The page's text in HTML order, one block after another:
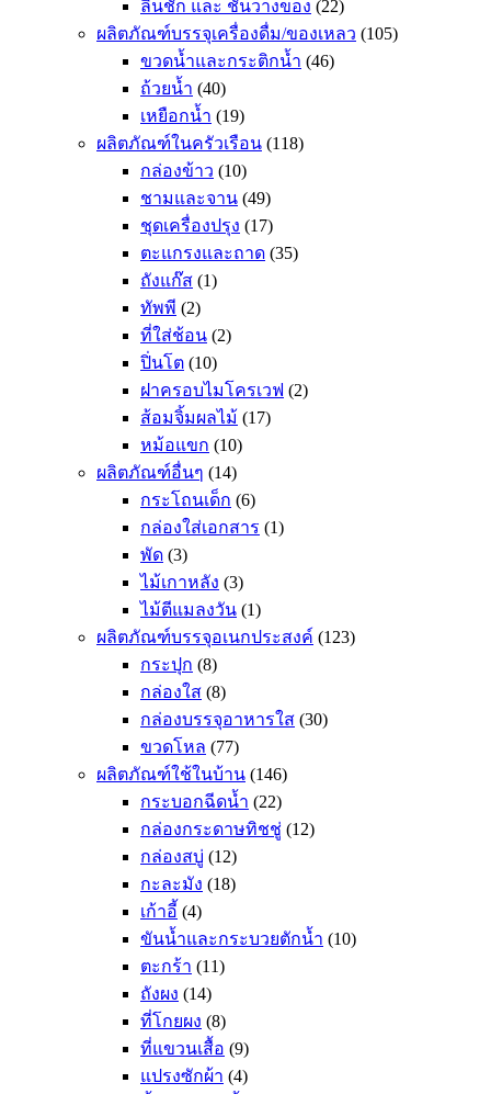
ลิ้นชัก และ ชั้นวางของ (22)
ผลิตภัณฑ์บรรจุเครื่องดื่ม/ของเหลว (105)
ขวดน้ำและกระติกน้ำ (46)
ถ้วยน้ำ (40)
เหยือกน้ำ (19)
ผลิตภัณฑ์ในครัวเรือน (118)
กล่องข้าว (10)
ชามและจาน (49)
ชุดเครื่องปรุง (17)
ตะแกรงและถาด (35)
ถังแก๊ส (1)
ทัพพี (2)
ที่ใส่ช้อน (2)
ปิ่นโต (10)
ฝาครอบไมโครเวฟ (2)
ส้อมจิ้มผลไม้ (17)
หม้อแขก (10)
ผลิตภัณฑ์อื่นๆ (14)
กระโถนเด็ก (6)
กล่องใส่เอกสาร (1)
พัด (3)
ไม้เกาหลัง (3)
ไม้ตีแมลงวัน (1)
ผลิตภัณฑ์บรรจุอเนกประสงค์ (123)
กระปุก (8)
กล่องใส (8)
กล่องบรรจุอาหารใส (30)
ขวดโหล (77)
ผลิตภัณฑ์ใช้ในบ้าน (146)
กระบอกฉีดน้ำ (22)
กล่องกระดาษทิชชู่ (12)
กล่องสบู่ (12)
กะละมัง (18)
เก้าอี้ (4)
ขันน้ำและกระบวยตักน้ำ (10)
ตะกร้า (11)
ถังผง (14)
ที่โกยผง (8)
ที่แขวนเสื้อ (9)
แปรงซักผ้า (4)